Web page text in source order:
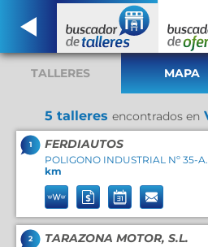
TALLERES MAPA
5 talleres encontrados en
1 FERDIAUTOS
POLIGONO INDUSTRIAL Nº 35-
km
2 TARAZONA MOTOR, S.L.